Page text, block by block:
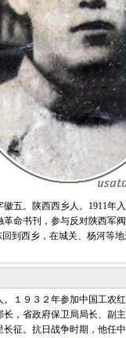
。陕西西乡人。1911年
命书刊，参与反对陕西军
到西乡，在城关、杨河等
９３２年参加中国工农
，省政府保卫局局长、副
征。抗日战争时期，他任